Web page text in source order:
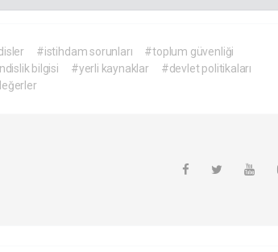
#istihdam sorunları
#toplum güvenliği
bilgisi #yerli kaynaklar
#devlet politikaları